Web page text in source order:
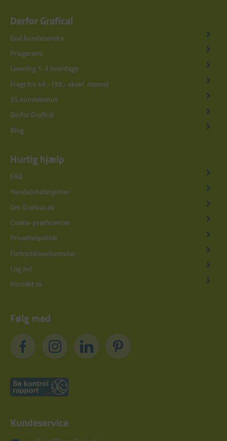
Derfor Grafical
God kundeservice
Prisgaranti
Levering 1-3 hverdage
Fragt fra 49,- (39,- ekskl. moms)
5% kundebonus
Derfor Grafical
Blog
Hurtig hjælp
FAQ
Handelsbetingelser
Om Grafical.dk
Cookie-præferencer
Privatlivspolitik
Fortrydelsesformular
Log ind
Kontakt os
Følg med
Kundeservice